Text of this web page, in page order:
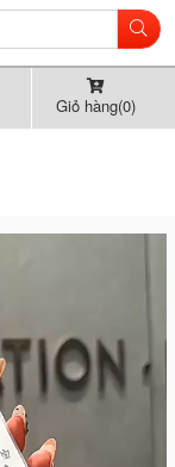
Giỏ hàng(0)